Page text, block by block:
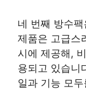
네 번째 방수팩
제품은 고급스
시에 제공해,
용되고 있습니
일과 기능 모